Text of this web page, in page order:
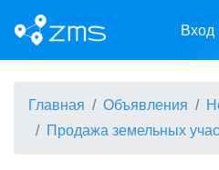
Вход
Главная Объявления
Продажа земельных